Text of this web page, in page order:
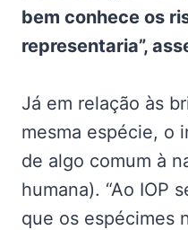
bem conhece os
representaria”,
Já em relação às
mesma espécie, o
de algo comum à
humana). “Ao IOP
que os espécimes